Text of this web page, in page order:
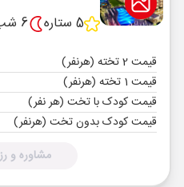
5 ستاره
6 شب
قیمت 2 تخته (هرنفر)
قیمت 1 تخته (هرنفر)
قیمت کودک با تخت (هر نفر)
قیمت کودک بدون تخت (هرنفر)
مشاوره و